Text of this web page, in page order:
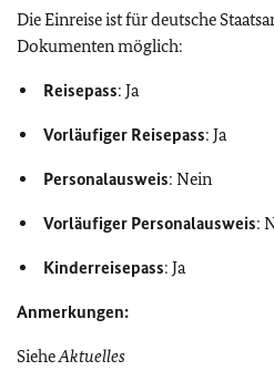
Die Einreise ist für deutsche
Dokumenten möglich:
Reisepass: Ja
Vorläufiger Reisepass: Ja
Personalausweis: Nein
Vorläufiger Personalausweis:
Kinderreisepass: Ja
Anmerkungen:
SieheAktuelles